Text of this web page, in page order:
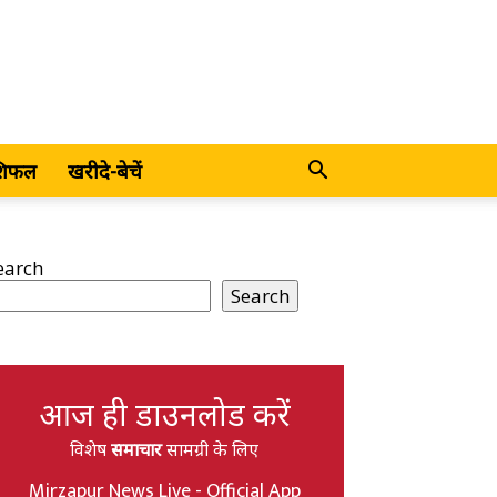
खरीदे-बेचें
Search
आज ही डाउनलोड करें
विशेषसमाचारसामग्री के लिए